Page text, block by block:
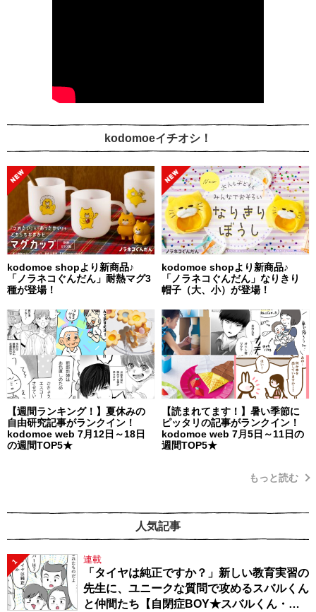
kodomoeイチオシ！
kodomoe shopより新商品♪
「ノラネコぐんだん」耐熱マグ3
種が登場！
kodomoe shopより新商品♪
「ノラネコぐんだん」なりきり
帽子（大、小）が登場！
【週間ランキング！】夏休みの
自由研究記事がランクイン！
kodomoe web 7月12日～18日
の週間TOP5★
【読まれてます！】暑い季節に
ピッタリの記事がランクイン！
kodomoe web 7月5日～11日の
週間TOP5★
もっと読む
人気記事
1 連載
「タイヤは純正ですか？」新しい教育実習の
先生に、ユニークな質問で攻めるスバルくん
と仲間たち【自閉症BOY★スバルくん・